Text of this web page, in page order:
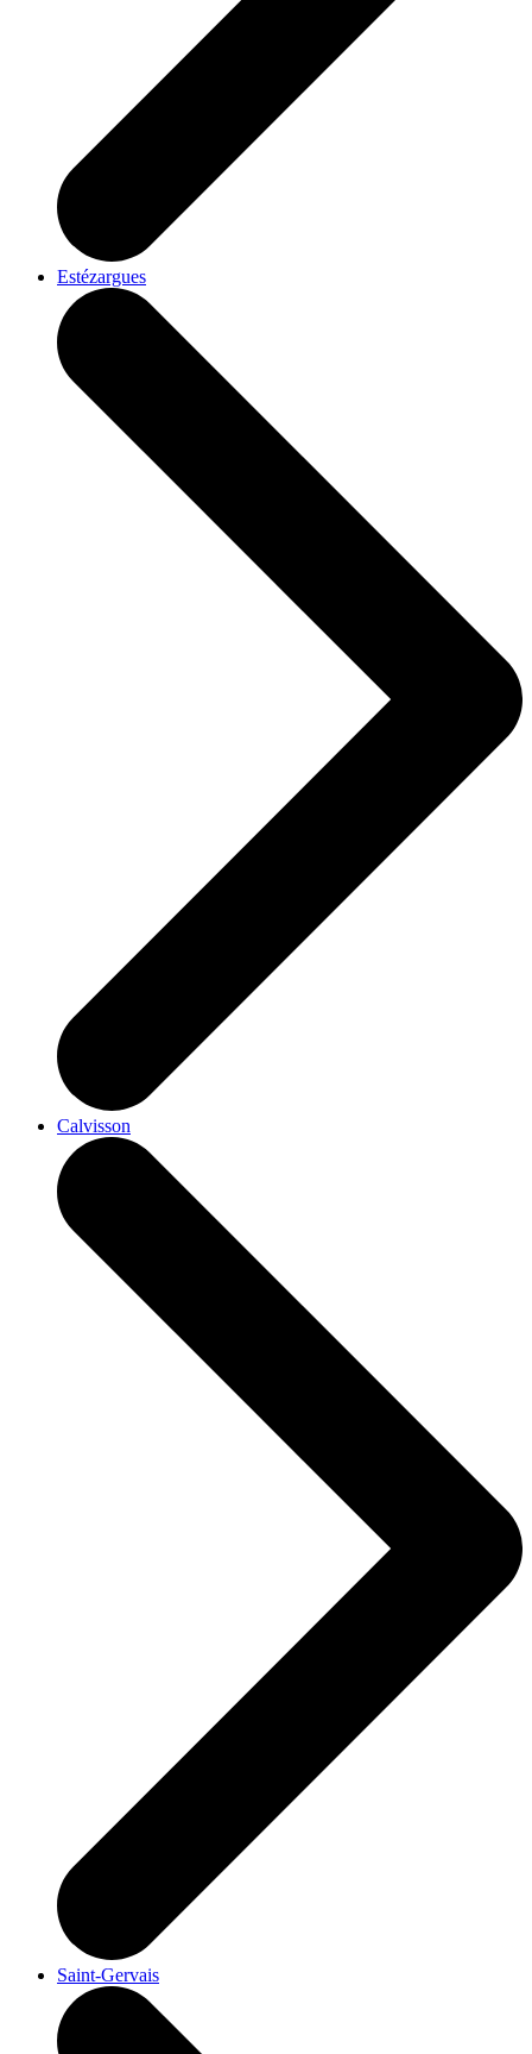
Estézargues
Calvisson
Saint-Gervais